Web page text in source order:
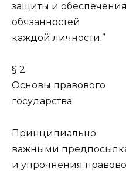
защиты и
обязанностей
каждой личности.”
§ 2.
Основы правового
государства.
Принципиально
важными
и упрочнения